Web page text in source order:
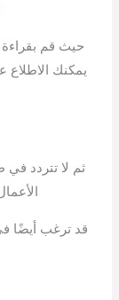
حيث قم بقراءة
يمكنك الاطلاع
ثم لا تتردد
قد ترغب أيضًا